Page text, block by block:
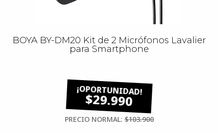
BOYA BY-DM20 Kit de 2 Micrófonos Lavalier
para Smartphone
$29.990
PRECIO NORMAL:$103.900